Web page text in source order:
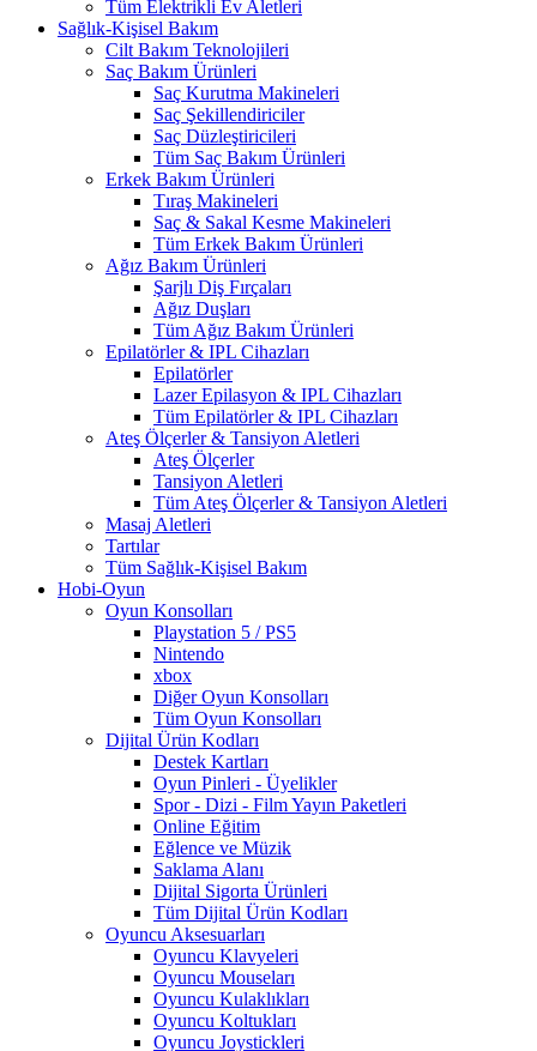
Tüm Elektrikli Ev Aletleri
Sağlık-Kişisel Bakım
Cilt Bakım Teknolojileri
Saç Bakım Ürünleri
Saç Kurutma Makineleri
Saç Şekillendiriciler
Saç Düzleştiricileri
Tüm Saç Bakım Ürünleri
Erkek Bakım Ürünleri
Tıraş Makineleri
Saç & Sakal Kesme Makineleri
Tüm Erkek Bakım Ürünleri
Ağız Bakım Ürünleri
Şarjlı Diş Fırçaları
Ağız Duşları
Tüm Ağız Bakım Ürünleri
Epilatörler & IPL Cihazları
Epilatörler
Lazer Epilasyon & IPL Cihazları
Tüm Epilatörler & IPL Cihazları
Ateş Ölçerler & Tansiyon Aletleri
Ateş Ölçerler
Tansiyon Aletleri
Tüm Ateş Ölçerler & Tansiyon Aletleri
Masaj Aletleri
Tartılar
Tüm Sağlık-Kişisel Bakım
Hobi-Oyun
Oyun Konsolları
Playstation 5 / PS5
Nintendo
xbox
Diğer Oyun Konsolları
Tüm Oyun Konsolları
Dijital Ürün Kodları
Destek Kartları
Oyun Pinleri - Üyelikler
Spor - Dizi - Film Yayın Paketleri
Online Eğitim
Eğlence ve Müzik
Saklama Alanı
Dijital Sigorta Ürünleri
Tüm Dijital Ürün Kodları
Oyuncu Aksesuarları
Oyuncu Klavyeleri
Oyuncu Mouseları
Oyuncu Kulaklıkları
Oyuncu Koltukları
Oyuncu Joystickleri